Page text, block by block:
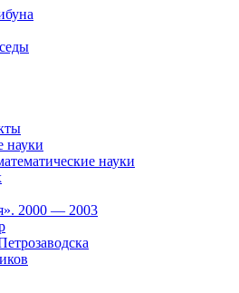
науки
науки
2000 — 2003